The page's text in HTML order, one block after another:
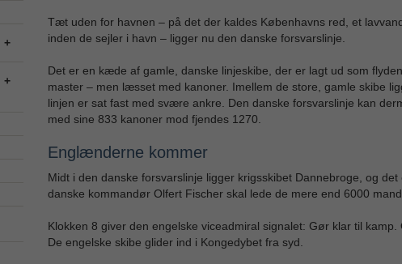
Tæt uden for havnen – på det der kaldes Københavns red, et
inden de sejler i havn – ligger nu den danske forsvarslinje.
Det er en kæde af gamle, danske linjeskibe, der er lagt ud som
master – men læsset med kanoner. Imellem de store, gamle skibe
linjen er sat fast med svære ankre. Den danske forsvarslinje kan
med sine 833 kanoner mod fjendes 1270.
Englænderne kommer
Midt i den danske forsvarslinje ligger krigsskibet Dannebroge, og
danske kommandør Olfert Fischer skal lede de mere end 6000
Klokken 8 giver den engelske viceadmiral signalet: Gør klar til
De engelske skibe glider ind i Kongedybet fra syd.